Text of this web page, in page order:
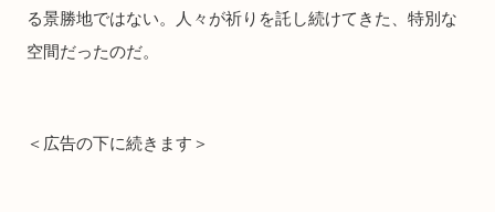
る景勝地ではない。人々が祈りを託し続けてきた、特別な
空間だったのだ。
＜広告の下に続きます＞